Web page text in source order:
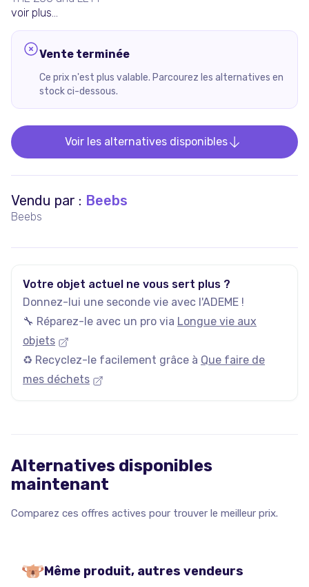
voir plus...
Vente terminée
Ce prix n'est plus valable. Parcourez les alternatives en
stock ci-dessous.
Voir les alternatives disponibles
Vendu par : Beebs
Beebs
Votre objet actuel ne vous sert plus ?
Donnez-lui une seconde vie avec l'ADEME !
🔧 Réparez-le avec un pro via Longue vie aux
objets
♻️ Recyclez-le facilement grâce à Que faire de
mes déchets
Alternatives disponibles
maintenant
Comparez ces offres actives pour trouver le meilleur prix.
Même produit, autres vendeurs